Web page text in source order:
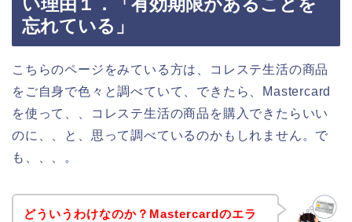
忘れている」
こちらのページをみている方は、コレステ生活の商品
をご自身で色々と調べていて、できたら、Mastercard
を使って、、コレステ生活の商品を購入できたらいい
のに、、と、思って調べているのかもしれません。で
も、、、。
どういうわけなのか？Mastercardのエラ